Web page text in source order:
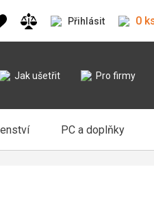
Přihlásit 0
Jak ušetřit Pro firmy
PC a doplňky